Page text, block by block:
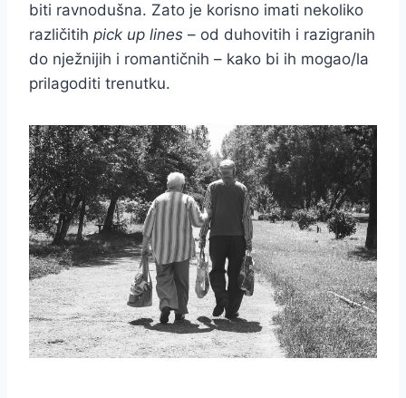
biti ravnodušna. Zato je korisno imati nekoliko
različitih pick up lines – od duhovitih i razigranih
do nježnijih i romantičnih – kako bi ih mogao/la
prilagoditi trenutku.